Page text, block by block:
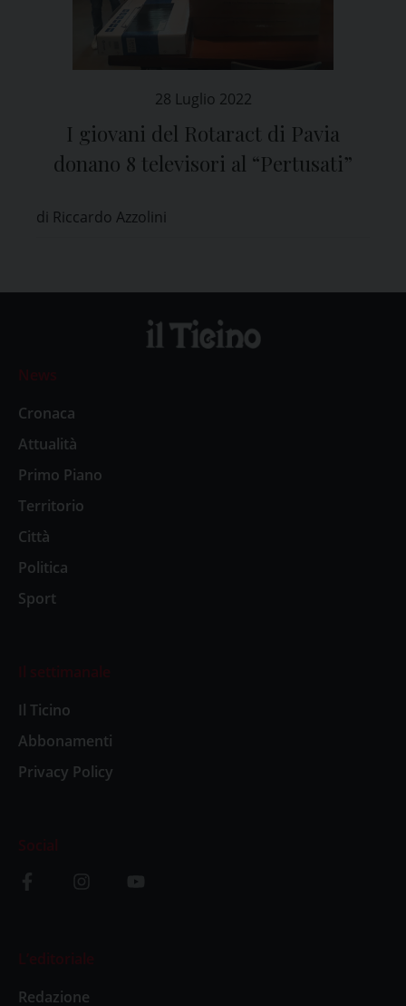
28 Luglio 2022
I giovani del Rotaract di Pavia
donano 8 televisori al “Pertusati”
di Riccardo Azzolini
News
Cronaca
Attualità
Primo Piano
Territorio
Città
Politica
Sport
Il settimanale
Il Ticino
Abbonamenti
Privacy Policy
Social
L’editoriale
Redazione